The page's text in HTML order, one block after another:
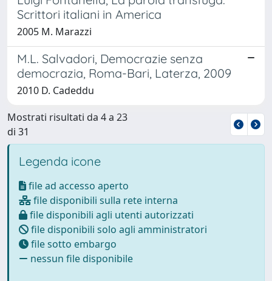
Scrittori italiani in America
2005 M. Marazzi
M.L. Salvadori, Democrazie senza
democrazia, Roma-Bari, Laterza, 2009
2010 D. Cadeddu
Mostrati risultati da 4 a 23
di 31
Legenda icone
file ad accesso aperto
file disponibili sulla rete interna
file disponibili agli utenti autorizzati
file disponibili solo agli amministratori
file sotto embargo
nessun file disponibile